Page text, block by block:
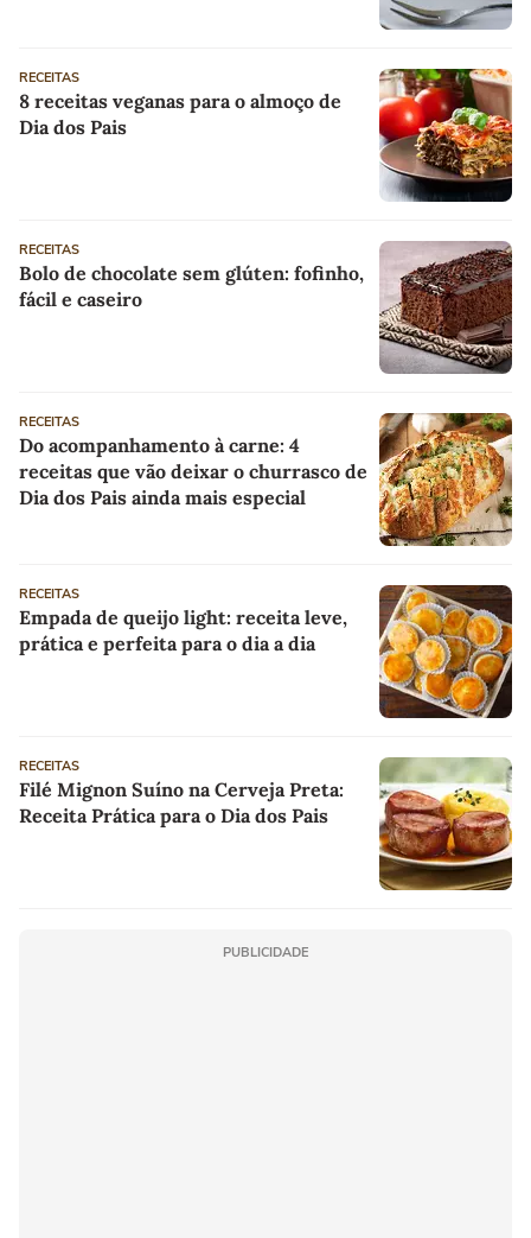
RECEITAS
8 receitas veganas para o almoço de
Dia dos Pais
RECEITAS
Bolo de chocolate sem glúten: fofinho,
fácil e caseiro
RECEITAS
Do acompanhamento à carne: 4
receitas que vão deixar o churrasco de
Dia dos Pais ainda mais especial
RECEITAS
Empada de queijo light: receita leve,
prática e perfeita para o dia a dia
RECEITAS
Filé Mignon Suíno na Cerveja Preta:
Receita Prática para o Dia dos Pais
PUBLICIDADE